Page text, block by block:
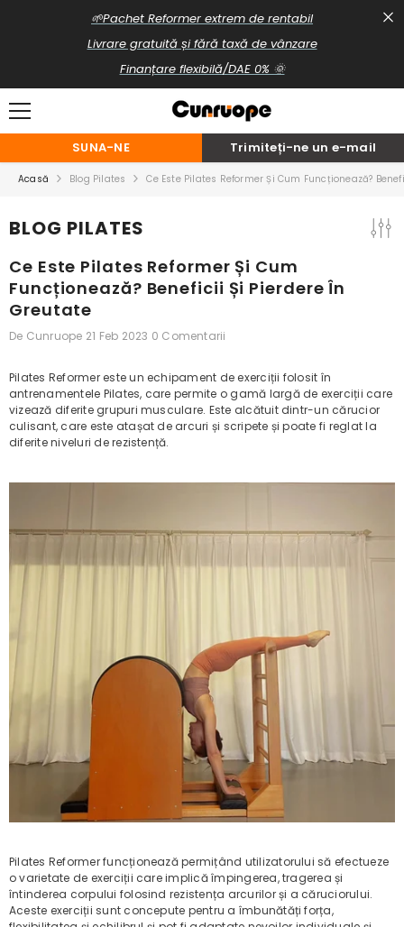
TRECI LA CONȚINUT
🌱Pachet Reformer extrem de rentabil
Livrare gratuită și fără taxă de vânzare
Finanțare flexibilă/DAE 0% 🌞
SUNA-NE Trimiteți-ne un e-mail
Acasă Blog Pilates Ce Este Pilates Reformer Și Cum Funcționează?
BLOG PILATES
Ce Este Pilates Reformer Și Cum
Funcționează? Beneficii Și Pierdere În
Greutate
De Cunruope 21 Feb 2023 0 Comentarii
Pilates Reformer este un echipament de exerciții folosit în
antrenamentele Pilates, care permite o gamă largă de exerciții care
vizează diferite grupuri musculare. Este alcătuit dintr-un cărucior
culisant, care este atașat de arcuri și scripete și poate fi reglat la
diferite niveluri de rezistență.
Pilates Reformer funcționează permițând utilizatorului să efectueze
o varietate de exerciții care implică împingerea, tragerea și
întinderea corpului folosind rezistența arcurilor și a căruciorului.
Aceste exerciții sunt concepute pentru a îmbunătăți forța,